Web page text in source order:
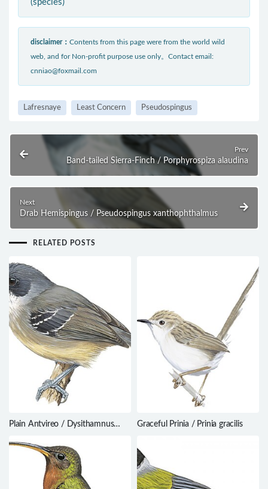
(species)
disclaimer： Contents from this page were from the world wild
web, and for Non-profit purpose use only。Contact email:
cnniao@foxmail.com
Lafresnaye Least Concern Pseudospingus
Prev
Band-tailed Sierra-Finch / Porphyrospiza alaudina
Next
Drab Hemispingus / Pseudospingus xanthophthalmus
RELATED POSTS
Plain Antvireo / Dysithamnus
Graceful Prinia / Prinia gracilis